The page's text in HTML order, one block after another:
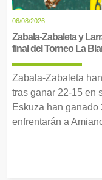
06/08/2026
Zabala-Zabaleta y
final del Torneo La
Zabala-Zabaleta
tras ganar 22-15 en
Eskuza han
enfrentarán a